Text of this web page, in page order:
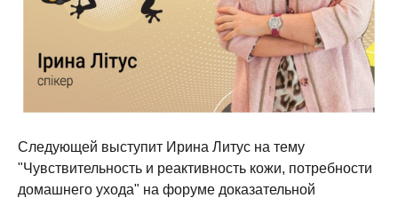
Следующей выступит Ирина Литус на тему
"Чувствительность и реактивность кожи, потребности
домашнего ухода" на форуме доказательной